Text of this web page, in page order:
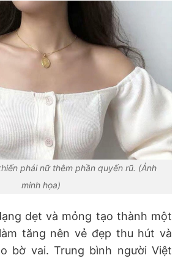
phái nữ thêm phần quyến rũ. (Ảnh
minh họa)
dẹt và mỏng tạo thành một
tăng nên vẻ đẹp thu hút và
bờ vai. Trung bình người Việt